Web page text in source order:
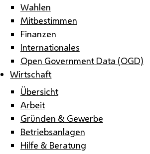
Wahlen
Mitbestimmen
Finanzen
Internationales
Open Government Data (OGD)
Wirtschaft
Übersicht
Arbeit
Gründen & Gewerbe
Betriebsanlagen
Hilfe & Beratung